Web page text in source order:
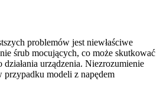
problemów jest niewłaściwe
śrub mocujących, co może skutkować
urządzenia. Niezrozumienie
przypadku modeli z napędem